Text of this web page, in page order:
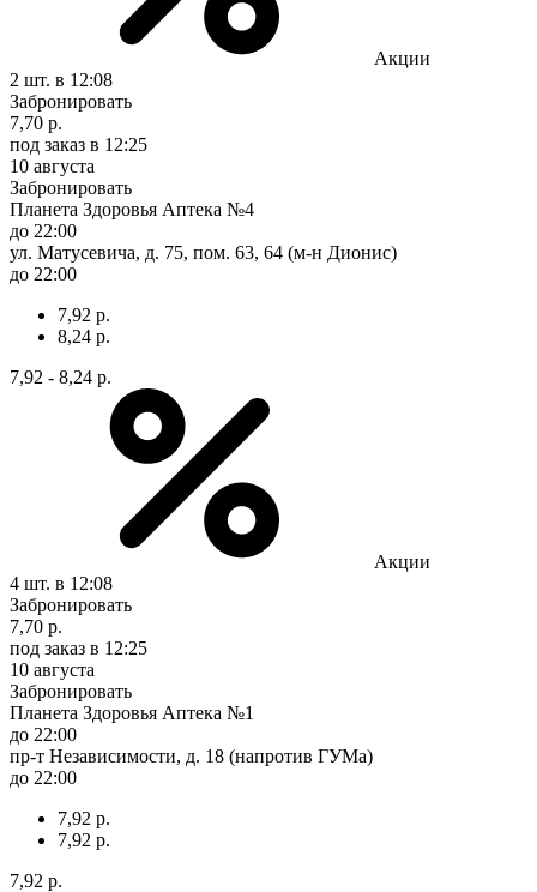
Акции
2 шт. в 12:08
Забронировать
7,70 р.
под заказ в 12:25
10 августа
Забронировать
Планета Здоровья Аптека №4
до 22:00
ул. Матусевича, д. 75, пом. 63, 64 (м-н Дионис)
до 22:00
7,92 р.
8,24 р.
7,92 - 8,24 р.
Акции
4 шт. в 12:08
Забронировать
7,70 р.
под заказ в 12:25
10 августа
Забронировать
Планета Здоровья Аптека №1
до 22:00
пр-т Независимости, д. 18 (напротив ГУМа)
до 22:00
7,92 р.
7,92 р.
7,92 р.